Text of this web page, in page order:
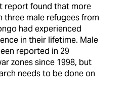
report found that more
three male refugees from
had experienced
in their lifetime. Male
reported in 29
zones since 1998, but
needs to be done on